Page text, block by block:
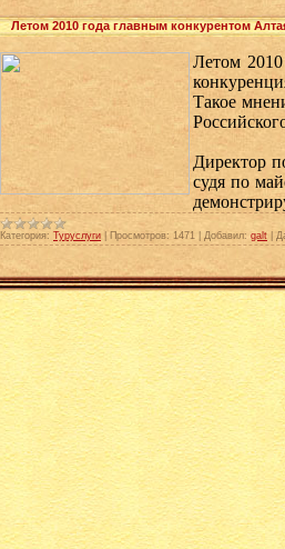
Летом 2010 года главным конкурентом
Летом
Такое
Директор
судя по
Категория: Туруслуги Просмотров: 1471 Добавил: galt